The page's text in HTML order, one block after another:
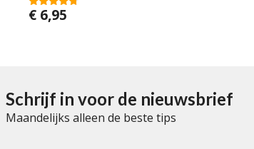
4.50
van 5
€ 6,95
Schrijf in voor de nieuwsbrief
Maandelijks alleen de beste tips